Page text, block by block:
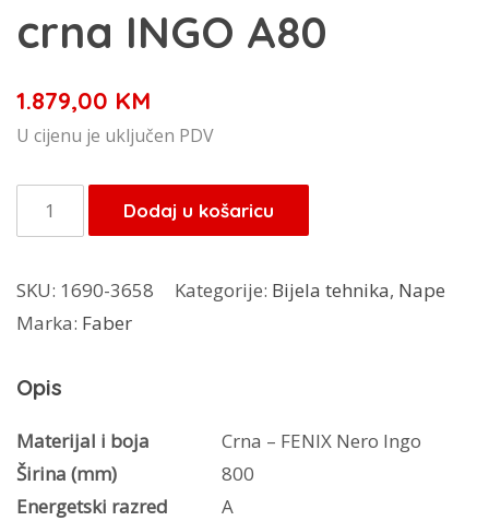
crna INGO A80
1.879,00 KM
U cijenu je uključen PDV
Faber
napa
Slim
crna
A80
količina
Dodaj u košaricu
SKU: 1690-3658 Kategorije: Bijela tehnika, Nape
Marka: Faber
Opis
Materijal i boja
Crna – FENIX Nero Ingo
Širina (mm)
800
Energetski razred
A